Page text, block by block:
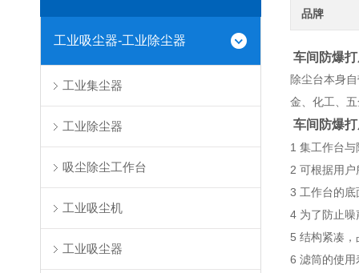
工业吸尘器-工业除尘器
工业集尘器
工业除尘器
吸尘除尘工作台
工业吸尘机
工业吸尘器
品牌
车间防爆
除尘台本身
金、化工、
车间防爆
1 集工作台
2 可根据用
3 工作台的底
4 为了防止
5 结构紧凑
6 滤筒的使